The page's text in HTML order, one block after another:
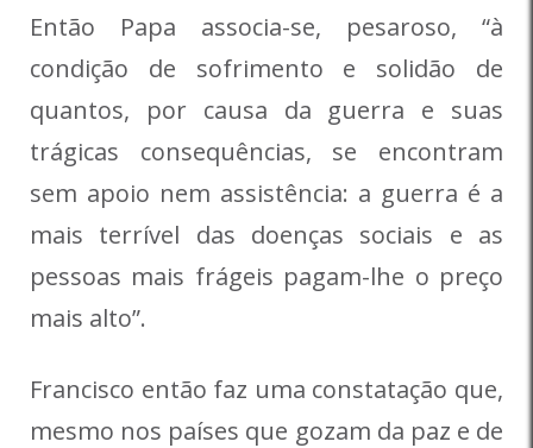
Então Papa associa-se, pesaroso, “à
condição de sofrimento e solidão de
quantos, por causa da guerra e suas
trágicas consequências, se encontram
sem apoio nem assistência: a guerra é a
mais terrível das doenças sociais e as
pessoas mais frágeis pagam-lhe o preço
mais alto”.
Francisco então faz uma constatação que,
mesmo nos países que gozam da paz e de